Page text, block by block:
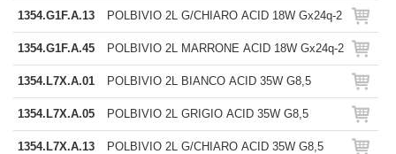
1354.G1F.A.13 POLBIVIO 2L G/CHIARO ACID 18W Gx24q-2
1354.G1F.A.45 POLBIVIO 2L MARRONE ACID 18W Gx24q-2
1354.L7X.A.01 POLBIVIO 2L BIANCO ACID 35W G8,5
1354.L7X.A.05 POLBIVIO 2L GRIGIO ACID 35W G8,5
1354.L7X.A.13 POLBIVIO 2L G/CHIARO ACID 35W G8,5